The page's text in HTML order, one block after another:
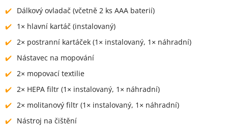
Dálkový ovladač (včetně 2 ks AAA baterií)
1× hlavní kartáč (instalovaný)
2× postranní kartáček (1× instalovaný, 1× náhradní)
Nástavec na mopování
2× mopovací textilie
2× HEPA filtr (1× instalovaný, 1× náhradní)
2× molitanový filtr (1× instalovaný, 1× náhradní)
Nástroj na čištění